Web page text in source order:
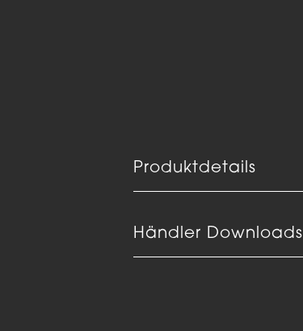
Produktdetails
Händler Downloads